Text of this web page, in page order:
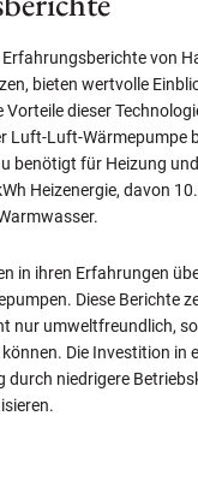
von
bieten wertvolle
dieser
Luft-Luft-Wärmepumpe
benötigt für Heizung
Heizenergie, davon
in ihren Erfahrungen
Diese Berichte
nur umweltfreundlich,
Die Investition in
durch niedrigere